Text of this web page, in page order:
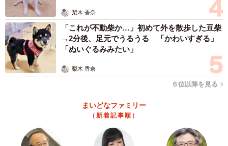
梨木 香奈
「これが不動柴か…」初めて外を散歩した豆柴
→2分後、足元でうるうる 「かわいすぎる」
「ぬいぐるみみたい」
梨木 香奈
６位以降を見る
まいどなファミリー
（新着記事順）